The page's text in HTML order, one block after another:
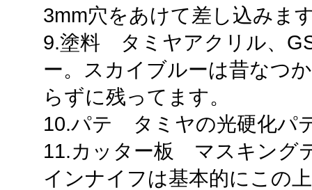
3mm穴をあけて差し込みま
9.塗料 タミヤアクリル、
ー。スカイブルーは昔なつ
らずに残ってます。
10.パテ タミヤの光硬化パ
11.カッター板 マスキング
インナイフは基本的にこの